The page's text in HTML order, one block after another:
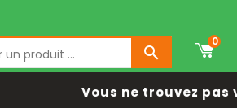

0
Vous ne trouvez pas